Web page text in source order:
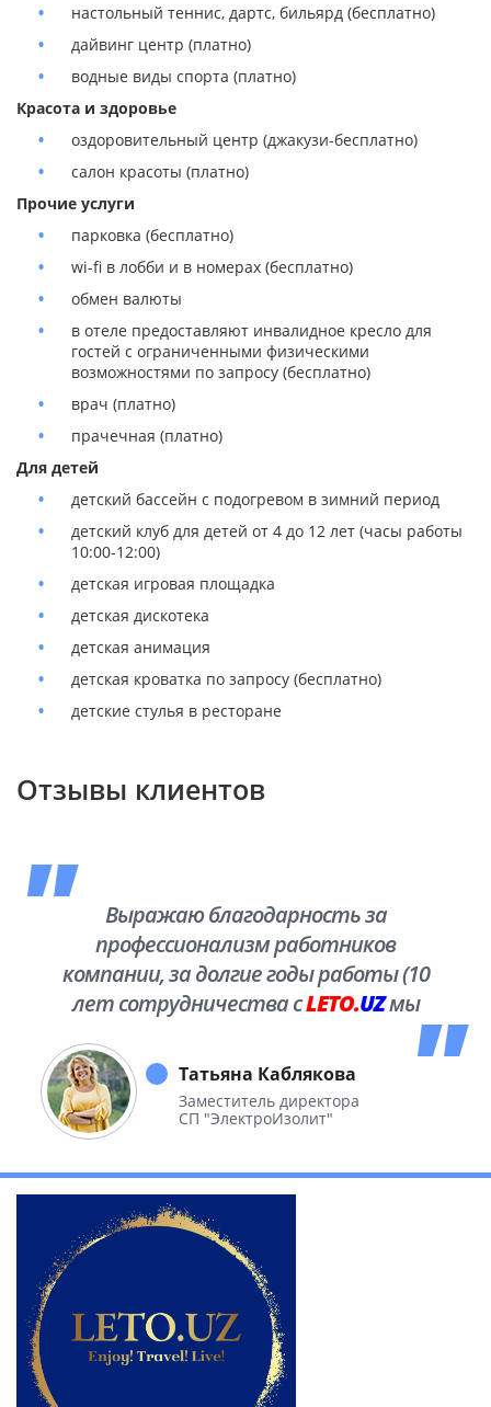
настольный теннис, дартс, бильярд (бесплатно)
дайвинг центр (платно)
водные виды спорта (платно)
Красота и здоровье
оздоровительный центр (джакузи-бесплатно)
салон красоты (платно)
Прочие услуги
парковка (бесплатно)
wi-fi в лобби и в номерах (бесплатно)
обмен валюты
в отеле предоставляют инвалидное кресло для
гостей с ограниченными физическими
возможностями по запросу (бесплатно)
врач (платно)
прачечная (платно)
Для детей
детский бассейн с подогревом в зимний период
детский клуб для детей от 4 до 12 лет (часы работы
10:00-12:00)
детская игровая площадка
детская дискотека
детская анимация
детская кроватка по запросу (бесплатно)
детские стулья в ресторане
Отзывы клиентов
Выражаю благодарность за
профессионализм работников
компании, за долгие годы работы (10
лет сотрудничества сLETO.UZмы
необъятной Родины.
Татьяна Каблякова
Заместитель директора
СП "ЭлектроИзолит"